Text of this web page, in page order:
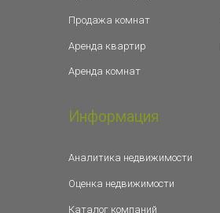
Продажа комнат
Аренда квартир
Аренда комнат
Информация
Аналитика недвижимости
Оценка недвижимости
Каталог компаний